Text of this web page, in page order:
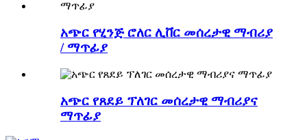
አጭር የሂንጅ ሮለር ሊቨር መሰረታዊ ማብሪያ
/ ማጥፊያ
አጭር የጸደይ ፕለገር መሰረታዊ ማብሪያና
ማጥፊያ